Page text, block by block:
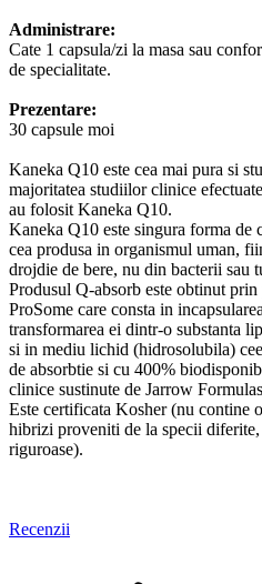
Administrare:
Cate 1 capsula/zi la masa sau
de specialitate.
Prezentare:
30 capsule moi
Kaneka Q10 este cea mai pura si
majoritatea studiilor clinice
au folosit Kaneka Q10.
Kaneka Q10 este singura forma de
cea produsa in organismul uman,
drojdie de bere, nu din bacterii sau
Produsul Q-absorb este obtinut
ProSome care consta in
transformarea ei dintr-o substanta
si in mediu lichid (hidrosolubila)
de absorbtie si cu 400%
clinice sustinute de Jarrow
Este certificata Kosher (nu contine
hibrizi proveniti de la specii diferite,
riguroase).
Recenzii